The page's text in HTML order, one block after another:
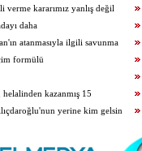
kararımız yanlış değil
daha
atanmasıyla ilgili savunma
formülü
kazanmış 15
yerine kim gelsin